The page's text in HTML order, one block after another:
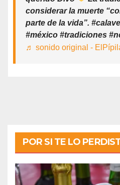
considerar la muerte
parte de la vida”.
#méxico #tradiciones
♬ sonido original -
POR SI TE LO